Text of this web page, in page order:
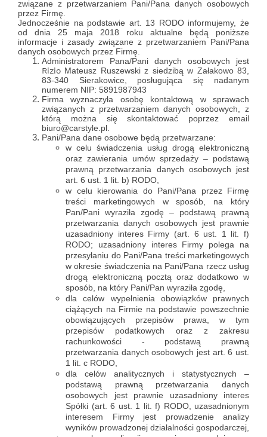
związane z przetwarzaniem Pani/Pana danych osobowych
przez Firmę.
Jednocześnie na podstawie art. 13 RODO informujemy, że
od dnia 25 maja 2018 roku aktualne będą poniższe
informacje i zasady związane z przetwarzaniem Pani/Pana
danych osobowych przez Firmę.
Administratorem Pana/Pani danych osobowych jest
Rizio Mateusz Ruszewski z siedzibą w Załakowo 83,
83-340 Sierakowice, posługująca się nadanym
numerem NIP: 5891987943
Firma wyznaczyła osobę kontaktową w sprawach
związanych z przetwarzaniem danych osobowych, z
którą można się skontaktować poprzez email
biuro@carstyle.pl.
Pani/Pana dane osobowe będą przetwarzane:
w celu świadczenia usług drogą elektroniczną
oraz zawierania umów sprzedaży – podstawą
prawną przetwarzania danych osobowych jest
art. 6 ust. 1 lit. b) RODO,
w celu kierowania do Pani/Pana przez Firmę
treści marketingowych w sposób, na który
Pan/Pani wyraziła zgodę – podstawą prawną
przetwarzania danych osobowych jest prawnie
uzasadniony interes Firmy (art. 6 ust. 1 lit. f)
RODO; uzasadniony interes Firmy polega na
przesyłaniu do Pani/Pana treści marketingowych
w okresie świadczenia na Pani/Pana rzecz usług
drogą elektroniczną pocztą oraz dodatkowo w
sposób, na który Pani/Pan wyraziła zgodę,
dla celów wypełnienia obowiązków prawnych
ciążących na Firmie na podstawie powszechnie
obowiązujących przepisów prawa, w tym
przepisów podatkowych oraz z zakresu
rachunkowości - podstawą prawną
przetwarzania danych osobowych jest art. 6 ust.
1 lit. c RODO,
dla celów analitycznych i statystycznych –
podstawą prawną przetwarzania danych
osobowych jest prawnie uzasadniony interes
Spółki (art. 6 ust. 1 lit. f) RODO, uzasadnionym
interesem Firmy jest prowadzenie analizy
wyników prowadzonej działalności gospodarczej,